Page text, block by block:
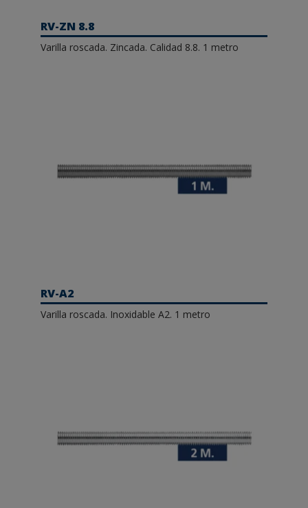
RV-ZN 8.8
Varilla roscada. Zincada. Calidad 8.8. 1 metro
RV-A2
Varilla roscada. Inoxidable A2. 1 metro